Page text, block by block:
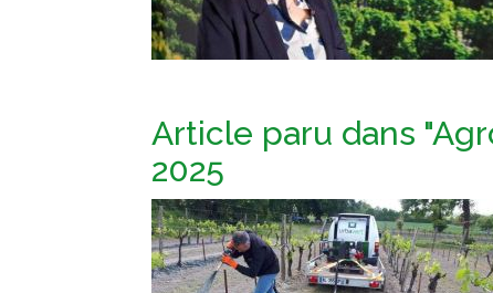
Article paru dans
2025